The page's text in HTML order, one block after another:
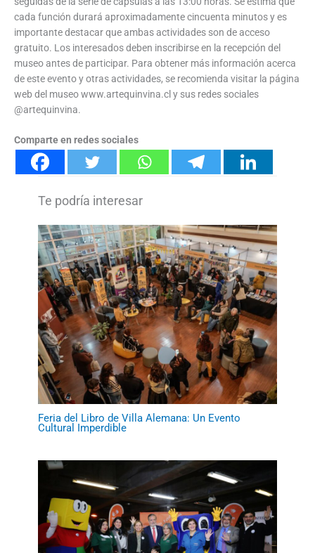
cada función durará aproximadamente cincuenta minutos y es
importante destacar que ambas actividades son de acceso
gratuito. Los interesados deben inscribirse en la recepción del
museo antes de participar. Para obtener más información acerca
de este evento y otras actividades, se recomienda visitar la página
web del museo www.artequinvina.cl y sus redes sociales
@artequinvina.
Comparte en redes sociales
Feria del Libro de Villa Alemana: Un Evento
Cultural Imperdible